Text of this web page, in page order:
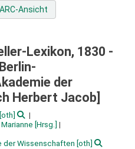
Ansicht
Lexikon, 1830 -
der
Herbert Jacob]
[oth]
[Hrsg.]
der Wissenschaften [oth]